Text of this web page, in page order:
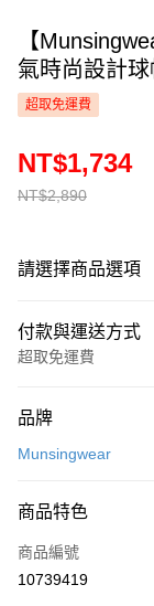
【
氣時尚設計
超取免運費
NT$2,890
NT$1,734
請選擇商品選項
付款與運送方式
超取免運費
信用卡一次付款
LINE Pay
Apple Pay
品牌
Munsingwear
商品特色
商品編號
10739419